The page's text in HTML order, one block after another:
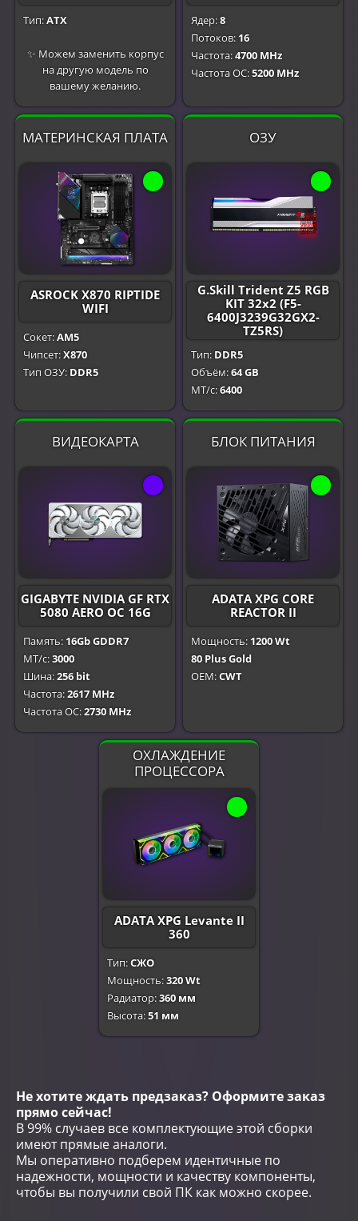
Тип:ATX
✨ Можем заменить корпус
на другую модель по
вашему желанию.
Ядер:8
Потоков: 16
Частота:4700 MHz
Частота OC:5200 MHz
МАТЕРИНСКАЯ ПЛАТА
ASROCK X870 RIPTIDE
WIFI
Сокет:AM5
Чипсет:X870
Тип ОЗУ: DDR5
ОЗУ
G.Skill Trident Z5 RGB
KIT 32x2 (F5-
6400J3239G32GX2-
TZ5RS)
Тип: DDR5
Объём:64 GB
МТ/с:6400
ВИДЕОКАРТА
GIGABYTE NVIDIA GF RTX
5080 AERO OC 16G
Память: 16Gb GDDR7
МТ/с:3000
Шина:256 bit
Частота:2617 MHz
Частота OC:2730 MHz
БЛОК ПИТАНИЯ
ADATA XPG CORE
REACTOR II
Мощность: 1200 Wt
80 Plus Gold
OEM:CWT
ОХЛАЖДЕНИЕ
ПРОЦЕССОРА
ADATA XPG Levante II
360
Тип:СЖО
Мощность:320 Wt
Радиатор:360 мм
Высота:51 мм
Не хотите ждать предзаказ? Оформите заказ
прямо сейчас!
В 99% случаев все комплектующие этой сборки
имеют прямые аналоги.
Мы оперативно подберем идентичные по
надежности, мощности и качеству компоненты,
чтобы вы получили свой ПК как можно скорее.